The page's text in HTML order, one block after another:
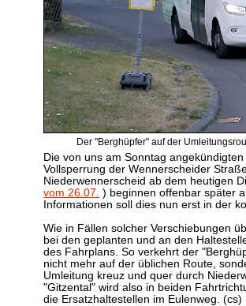
Der "Berghüpfer" auf der
Die von uns am Sonntag
Vollsperrung der Wennerscheider
Niederwennerscheid ab dem heutigen
vom 26.07. ) beginnen offenbar später
Informationen soll dies nun erst in der
Wie in Fällen solcher Verschiebungen
bei den geplanten und an den
des Fahrplans. So verkehrt der
nicht mehr auf der üblichen Route,
Umleitung kreuz und quer durch
"Gitzental" wird also in beiden
die Ersatzhaltestellen im Eulenweg. (cs)